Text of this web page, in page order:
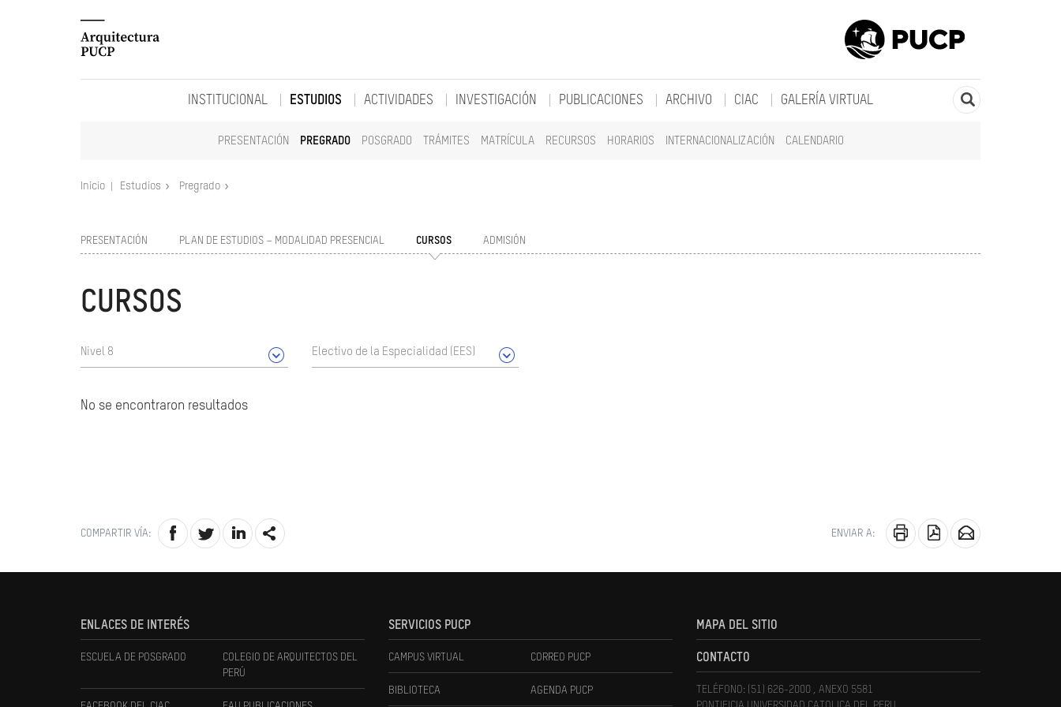
INSTITUCIONAL ESTUDIOS
PRESENTACIÓN PREGRADO POSGRADO TRÁMITES MATRÍCULA RECURSOS HORARIOS INTERNACIONALIZACIÓN CALENDARIO
ACTIVIDADES INVESTIGACIÓN PUBLICACIONES ARCHIVO CIAC GALERÍA VIRTUAL
Inicio Estudios Pregrado
PRESENTACIÓN PLAN DE ESTUDIOS – MODALIDAD PRESENCIAL CURSOS ADMISIÓN
CURSOS
Nivel 8 Electivo de la Especialidad (EES)
No se encontraron resultados
COMPARTIR VÍA: ENVIAR A:
ENLACES DE INTERÉS
ESCUELA DE POSGRADO
COLEGIO DE ARQUITECTOS DEL
PERÚ
SERVICIOS PUCP
CAMPUS VIRTUAL CORREO PUCP
BIBLIOTECA AGENDA PUCP
MAPA DEL SITIO
CONTACTO
TELÉFONO: (51) 626-2000 , ANEXO 5581